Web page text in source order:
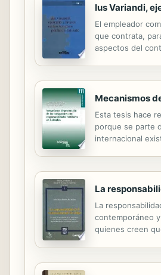
Ius Variandi,
El empleador
que contrata,
aspectos del
Mecanismos
Esta tesis hace
porque se parte
internacional
La
La
contemporáneo
quienes creen